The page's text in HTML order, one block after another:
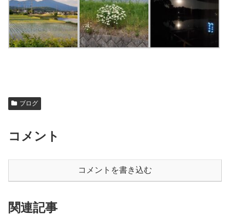
ブログ
コメント
コメントを書き込む
関連記事